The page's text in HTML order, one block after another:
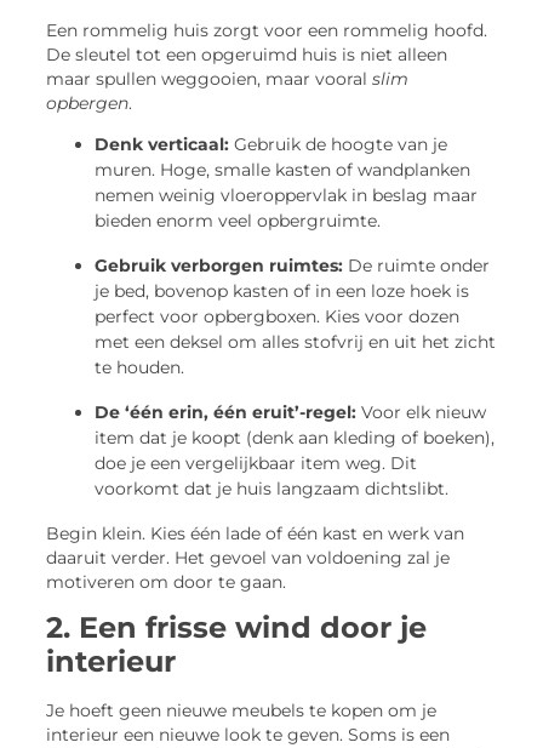
Een rommelig huis zorgt voor een rommelig hoofd.
De sleutel tot een opgeruimd huis is niet alleen
maar spullen weggooien, maar vooralslim
opbergen.
Denk verticaal: Gebruik de hoogte van je
muren. Hoge, smalle kasten of wandplanken
nemen weinig vloeroppervlak in beslag maar
bieden enorm veel opbergruimte.
Gebruik verborgen ruimtes: De ruimte onder
je bed, bovenop kasten of in een loze hoek is
perfect voor opbergboxen. Kies voor dozen
met een deksel om alles stofvrij en uit het zicht
te houden.
De ‘één erin, één eruit’-regel: Voor elk nieuw
item dat je koopt (denk aan kleding of boeken),
doe je een vergelijkbaar item weg. Dit
voorkomt dat je huis langzaam dichtslibt.
Begin klein. Kies één lade of één kast en werk van
daaruit verder. Het gevoel van voldoening zal je
motiveren om door te gaan.
2. Een frisse wind door je
interieur
Je hoeft geen nieuwe meubels te kopen om je
interieur een nieuwe look te geven. Soms is een